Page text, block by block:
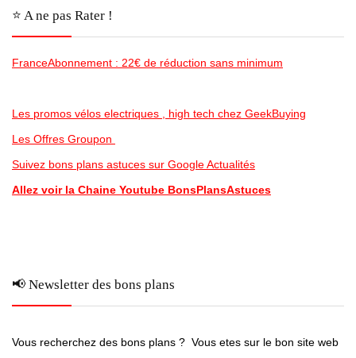
⭐️ A ne pas Rater !
FranceAbonnement : 22€ de réduction sans minimum
Les promos vélos electriques , high tech chez GeekBuying
Les Offres Groupon
Suivez bons plans astuces sur Google Actualités
Allez voir la Chaine Youtube BonsPlansAstuces
📢 Newsletter des bons plans
Vous recherchez des bons plans ? Vous etes sur le bon site web